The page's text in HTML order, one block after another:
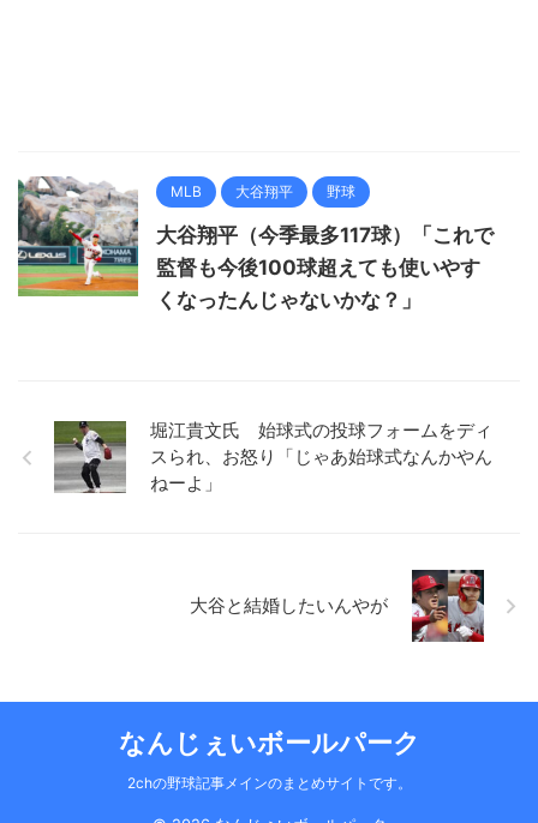
MLB 大谷翔平 野球
大谷翔平（今季最多117球）「これで
監督も今後100球超えても使いやす
くなったんじゃないかな？」
堀江貴文氏 始球式の投球フォームをディ
スられ、お怒り「じゃあ始球式なんかやん
ねーよ」
大谷と結婚したいんやが
なんじぇいボールパーク
2chの野球記事メインのまとめサイトです。